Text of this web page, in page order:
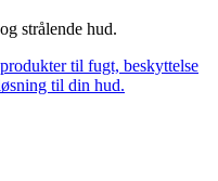
strålende hud.
til fugt, beskyttelse
til din hud.